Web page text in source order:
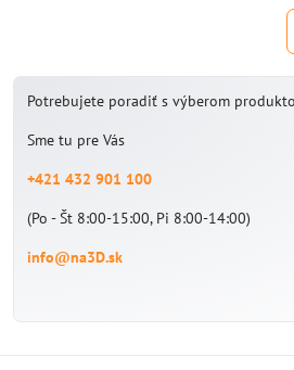
Potrebujete poradiť s výberom
Sme tu pre Vás
+421 432 901 100
(Po - Št 8:00-15:00, Pi 8:00-14:00)
info@na3D.sk